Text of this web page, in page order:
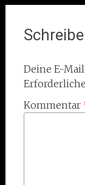
navigation
Deine E-
Kommentar